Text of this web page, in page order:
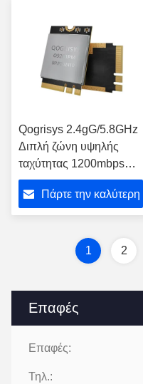
Επαφές
Επαφές:
Τηλ.:
Qogrisys 2.4gG/5.8GHz
Διπλή ζώνη υψηλής
ταχύτητας 1200mbps
Wifi6 O9201PM 2t2r Wifi
ΜοντέλοΠάρτε την καλύτερη
1 2